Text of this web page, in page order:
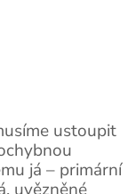
ustoupit
já – primární
uvězněné